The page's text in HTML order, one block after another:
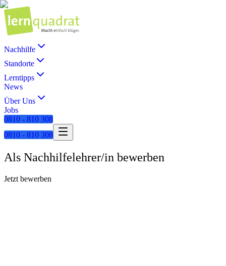
Nachhilfe
Standorte
Lerntipps
News
Über Uns
Jobs
0810 - 810 308
0810 - 810 308
Als Nachhilfelehrer/in bewerben
Jetzt bewerben